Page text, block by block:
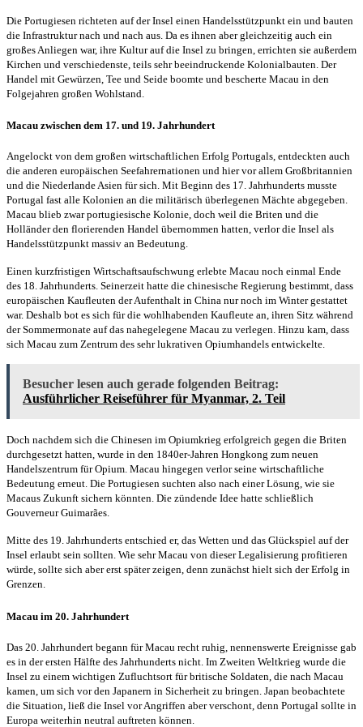
Die Portugiesen richteten auf der Insel einen Handelsstützpunkt ein und bauten
die Infrastruktur nach und nach aus. Da es ihnen aber gleichzeitig auch ein
großes Anliegen war, ihre Kultur auf die Insel zu bringen, errichten sie außerdem
Kirchen und verschiedenste, teils sehr beeindruckende Kolonialbauten. Der
Handel mit Gewürzen, Tee und Seide boomte und bescherte Macau in den
Folgejahren großen Wohlstand.
Macau zwischen dem 17. und 19. Jahrhundert
Angelockt von dem großen wirtschaftlichen Erfolg Portugals, entdeckten auch
die anderen europäischen Seefahrernationen und hier vor allem Großbritannien
und die Niederlande Asien für sich. Mit Beginn des 17. Jahrhunderts musste
Portugal fast alle Kolonien an die militärisch überlegenen Mächte abgegeben.
Macau blieb zwar portugiesische Kolonie, doch weil die Briten und die
Holländer den florierenden Handel übernommen hatten, verlor die Insel als
Handelsstützpunkt massiv an Bedeutung.
Einen kurzfristigen Wirtschaftsaufschwung erlebte Macau noch einmal Ende
des 18. Jahrhunderts. Seinerzeit hatte die chinesische Regierung bestimmt, dass
europäischen Kaufleuten der Aufenthalt in China nur noch im Winter gestattet
war. Deshalb bot es sich für die wohlhabenden Kaufleute an, ihren Sitz während
der Sommermonate auf das nahegelegene Macau zu verlegen. Hinzu kam, dass
sich Macau zum Zentrum des sehr lukrativen Opiumhandels entwickelte.
Besucher lesen auch gerade folgenden Beitrag:
Ausführlicher Reiseführer für Myanmar, 2. Teil
Doch nachdem sich die Chinesen im Opiumkrieg erfolgreich gegen die Briten
durchgesetzt hatten, wurde in den 1840er-Jahren Hongkong zum neuen
Handelszentrum für Opium. Macau hingegen verlor seine wirtschaftliche
Bedeutung erneut. Die Portugiesen suchten also nach einer Lösung, wie sie
Macaus Zukunft sichern könnten. Die zündende Idee hatte schließlich
Gouverneur Guimarães.
Mitte des 19. Jahrhunderts entschied er, das Wetten und das Glückspiel auf der
Insel erlaubt sein sollten. Wie sehr Macau von dieser Legalisierung profitieren
würde, sollte sich aber erst später zeigen, denn zunächst hielt sich der Erfolg in
Grenzen.
Macau im 20. Jahrhundert
Das 20. Jahrhundert begann für Macau recht ruhig, nennenswerte Ereignisse gab
es in der ersten Hälfte des Jahrhunderts nicht. Im Zweiten Weltkrieg wurde die
Insel zu einem wichtigen Zufluchtsort für britische Soldaten, die nach Macau
kamen, um sich vor den Japanern in Sicherheit zu bringen. Japan beobachtete
die Situation, ließ die Insel vor Angriffen aber verschont, denn Portugal sollte in
Europa weiterhin neutral auftreten können.